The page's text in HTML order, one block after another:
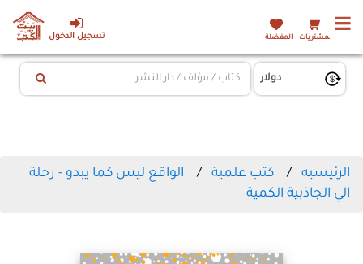
تسجيل الدخول المشتريات المفضلة
الرئيسيه كتب علمية
الواقع ليس كما يبدو - رحلة
الي الجاذبية الكمية